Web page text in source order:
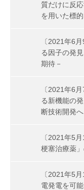
質だけに反
を用いた標
〔2021年6
る因子の発
期待－
〔2021年6
る新機能の
断技術開発
〔2021年5
梗塞治療薬
〔2021年5
電発電を可